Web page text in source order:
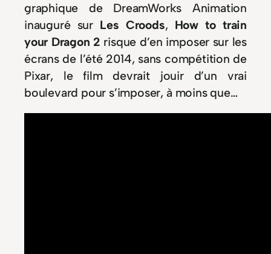
graphique de DreamWorks Animation
inauguré sur Les Croods, How to train
your Dragon 2 risque d’en imposer sur les
écrans de l’été 2014, sans compétition de
Pixar, le film devrait jouir d’un vrai
boulevard pour s’imposer, à moins que…